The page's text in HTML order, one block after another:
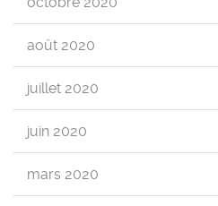
août 2020
juillet 2020
juin 2020
mars 2020